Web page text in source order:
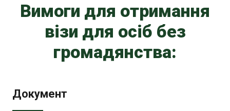
Вимоги для отримання
візи для осіб без
громадянства:
Документ